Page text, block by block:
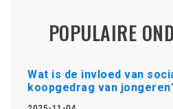
POPULAIRE
Wat is de invloed van
koopgedrag van